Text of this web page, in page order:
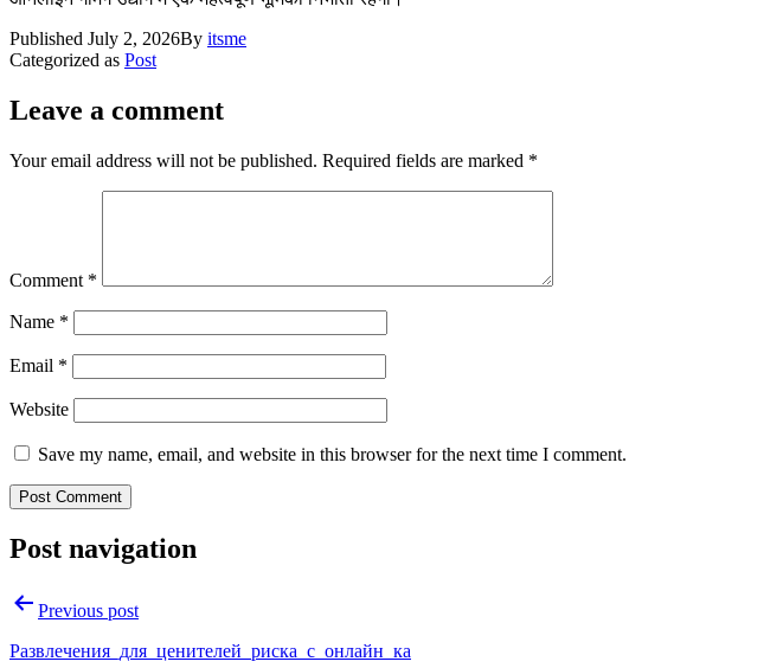
Published July 2, 2026By itsme
Categorized as Post
Leave a comment
Your email address will not be published. Required fields are marked *
Comment *
Name *
Email *
Website
Save my name, email, and website in this browser for the next time I comment.
Post navigation
Previous post
Развлечения_для_ценителей_риска_с_онлайн_ка